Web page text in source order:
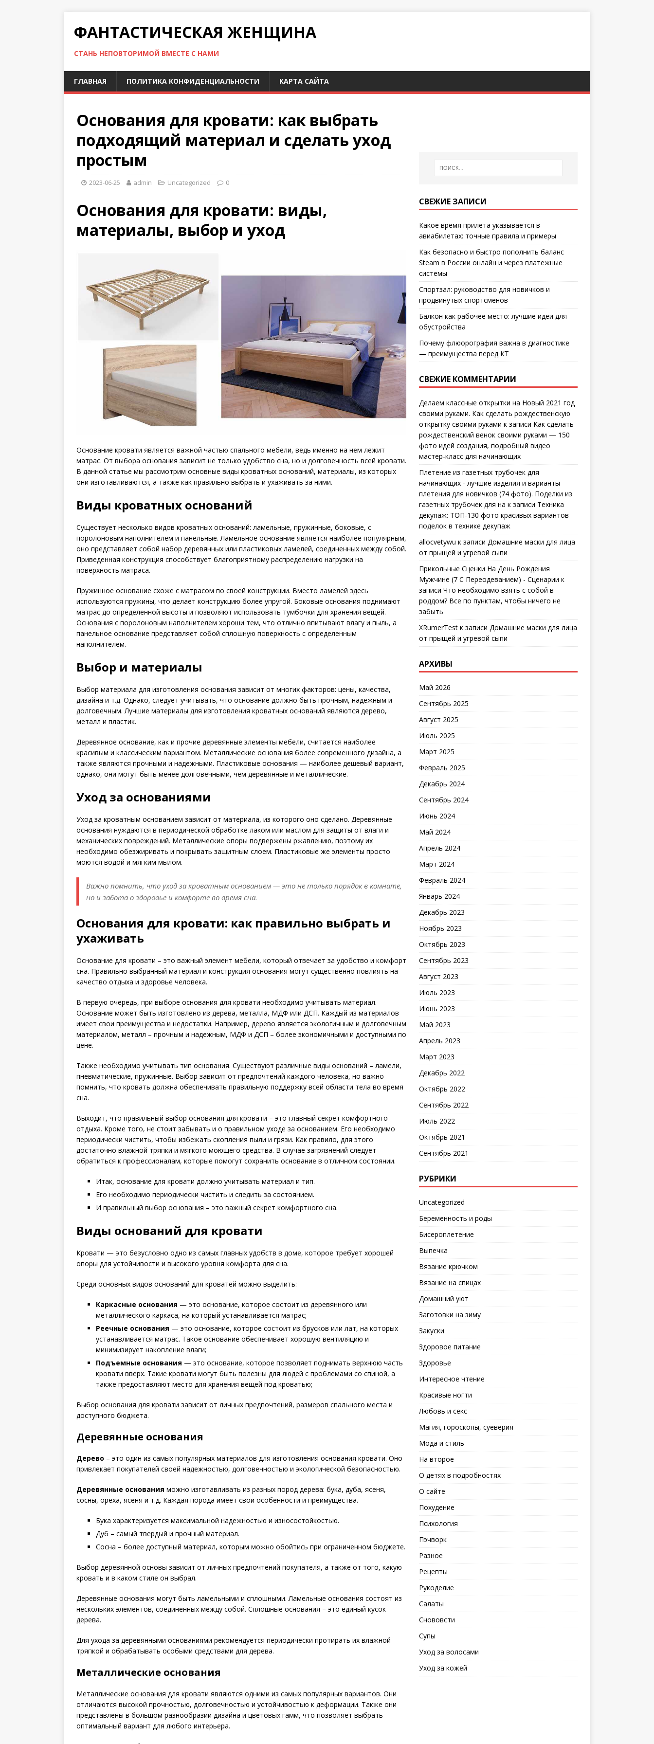
ФАНТАСТИЧЕСКАЯ ЖЕНЩИНА
СТАНЬ НЕПОВТОРИМОЙ ВМЕСТЕ С НАМИ
ГЛАВНАЯ ПОЛИТИКА КОНФИДЕНЦИАЛЬНОСТИ КАРТА САЙТА
Основания для кровати: как выбрать
подходящий материал и сделать уход
простым
2023-06-25 admin Uncategorized 0
Основания для кровати: виды,
материалы, выбор и уход
Основание кровати является важной частью спального мебели, ведь именно на нем лежит
матрас. От выбора основания зависит не только удобство сна, но и долговечность всей кровати.
В данной статье мы рассмотрим основные виды кроватных оснований, материалы, из которых
они изготавливаются, а также как правильно выбрать и ухаживать за ними.
Виды кроватных оснований
Существует несколько видов кроватных оснований: ламельные, пружинные, боковые, с
поролоновым наполнителем и панельные. Ламельное основание является наиболее популярным,
оно представляет собой набор деревянных или пластиковых ламелей, соединенных между собой.
Приведенная конструкция способствует благоприятному распределению нагрузки на
поверхность матраса.
Пружинное основание схоже с матрасом по своей конструкции. Вместо ламелей здесь
используются пружины, что делает конструкцию более упругой. Боковые основания поднимают
матрас до определенной высоты и позволяют использовать тумбочки для хранения вещей.
Основания с поролоновым наполнителем хороши тем, что отлично впитывают влагу и пыль, а
панельное основание представляет собой сплошную поверхность с определенным
наполнителем.
Выбор и материалы
Выбор материала для изготовления основания зависит от многих факторов: цены, качества,
дизайна и т.д. Однако, следует учитывать, что основание должно быть прочным, надежным и
долговечным. Лучшие материалы для изготовления кроватных оснований являются дерево,
металл и пластик.
Деревянное основание, как и прочие деревянные элементы мебели, считается наиболее
красивым и классическим вариантом. Металлические основания более современного дизайна, а
также являются прочными и надежными. Пластиковые основания — наиболее дешевый вариант,
однако, они могут быть менее долговечными, чем деревянные и металлические.
Уход за основаниями
Уход за кроватным основанием зависит от материала, из которого оно сделано. Деревянные
основания нуждаются в периодической обработке лаком или маслом для защиты от влаги и
механических повреждений. Металлические опоры подвержены ржавлению, поэтому их
необходимо обезжиривать и покрывать защитным слоем. Пластиковые же элементы просто
моются водой и мягким мылом.
Важно помнить, что уход за кроватным основанием — это не только порядок в комнате,
но и забота о здоровье и комфорте во время сна.
Основания для кровати: как правильно выбрать и
ухаживать
Основание для кровати – это важный элемент мебели, который отвечает за удобство и комфорт
сна. Правильно выбранный материал и конструкция основания могут существенно повлиять на
качество отдыха и здоровье человека.
В первую очередь, при выборе основания для кровати необходимо учитывать материал.
Основание может быть изготовлено из дерева, металла, МДФ или ДСП. Каждый из материалов
имеет свои преимущества и недостатки. Например, дерево является экологичным и долговечным
материалом, металл – прочным и надежным, МДФ и ДСП – более экономичными и доступными по
цене.
Также необходимо учитывать тип основания. Существуют различные виды оснований – ламели,
пневматические, пружинные. Выбор зависит от предпочтений каждого человека, но важно
помнить, что кровать должна обеспечивать правильную поддержку всей области тела во время
сна.
Выходит, что правильный выбор основания для кровати – это главный секрет комфортного
отдыха. Кроме того, не стоит забывать и о правильном уходе за основанием. Его необходимо
периодически чистить, чтобы избежать скопления пыли и грязи. Как правило, для этого
достаточно влажной тряпки и мягкого моющего средства. В случае загрязнений следует
обратиться к профессионалам, которые помогут сохранить основание в отличном состоянии.
Итак, основание для кровати должно учитывать материал и тип.
Его необходимо периодически чистить и следить за состоянием.
И правильный выбор основания – это важный секрет комфортного сна.
Виды оснований для кровати
Кровати — это безусловно одно из самых главных удобств в доме, которое требует хорошей
опоры для устойчивости и высокого уровня комфорта для сна.
Среди основных видов оснований для кроватей можно выделить:
Каркасные основания — это основание, которое состоит из деревянного или
металлического каркаса, на который устанавливается матрас;
Реечные основания — это основание, которое состоит из брусков или лат, на которых
устанавливается матрас. Такое основание обеспечивает хорошую вентиляцию и
минимизирует накопление влаги;
Подъемные основания — это основание, которое позволяет поднимать верхнюю часть
кровати вверх. Такие кровати могут быть полезны для людей с проблемами со спиной, а
также предоставляют место для хранения вещей под кроватью;
Выбор основания для кровати зависит от личных предпочтений, размеров спального места и
доступного бюджета.
Деревянные основания
Дерево – это один из самых популярных материалов для изготовления основания кровати. Оно
привлекает покупателей своей надежностью, долговечностью и экологической безопасностью.
Деревянные основания можно изготавливать из разных пород дерева: бука, дуба, ясеня,
сосны, ореха, ясеня и т.д. Каждая порода имеет свои особенности и преимущества.
Бука характеризуется максимальной надежностью и износостойкостью.
Дуб – самый твердый и прочный материал.
Сосна – более доступный материал, которым можно обойтись при ограниченном бюджете.
Выбор деревянной основы зависит от личных предпочтений покупателя, а также от того, какую
кровать и в каком стиле он выбрал.
Деревянные основания могут быть ламельными и сплошными. Ламельные основания состоят из
нескольких элементов, соединенных между собой. Сплошные основания – это единый кусок
дерева.
Для ухода за деревянными основаниями рекомендуется периодически протирать их влажной
тряпкой и обрабатывать особыми средствами для дерева.
Металлические основания
Металлические основания для кровати являются одними из самых популярных вариантов. Они
отличаются высокой прочностью, долговечностью и устойчивостью к деформации. Также они
представлены в большом разнообразии дизайна и цветовых гамм, что позволяет выбрать
оптимальный вариант для любого интерьера.
СВЕЖИЕ ЗАПИСИ
Какое время прилета указывается в
авиабилетах: точные правила и примеры
Как безопасно и быстро пополнить баланс
Steam в России онлайн и через платежные
системы
Спортзал: руководство для новичков и
продвинутых спортсменов
Балкон как рабочее место: лучшие идеи для
обустройства
Почему флюорография важна в диагностике
— преимущества перед КТ
СВЕЖИЕ КОММЕНТАРИИ
Делаем классные открытки на Новый 2021 год
своими руками. Как сделать рождественскую
открытку своими руками к записи Как сделать
рождественский венок своими руками — 150
фото идей создания, подробный видео
мастер-класс для начинающих
Плетение из газетных трубочек для
начинающих - лучшие изделия и варианты
плетения для новичков (74 фото). Поделки из
газетных трубочек для на к записи Техника
декупаж: ТОП-130 фото красивых вариантов
поделок в технике декупаж
allocvetywu к записи Домашние маски для лица
от прыщей и угревой сыпи
Прикольные Сценки На День Рождения
Мужчине (7 С Переодеванием) - Сценарии к
записи Что необходимо взять с собой в
роддом? Все по пунктам, чтобы ничего не
забыть
XRumerTestк записи Домашние маски для лица
от прыщей и угревой сыпи
АРХИВЫ
Май 2026
Сентябрь 2025
Август 2025
Июль 2025
Март 2025
Февраль 2025
Декабрь 2024
Сентябрь 2024
Июнь 2024
Май 2024
Апрель 2024
Март 2024
Февраль 2024
Январь 2024
Декабрь 2023
Ноябрь 2023
Октябрь 2023
Сентябрь 2023
Август 2023
Июль 2023
Июнь 2023
Май 2023
Апрель 2023
Март 2023
Декабрь 2022
Октябрь 2022
Сентябрь 2022
Июль 2022
Октябрь 2021
Сентябрь 2021
РУБРИКИ
Uncategorized
Беременность и роды
Бисероплетение
Выпечка
Вязание крючком
Вязание на спицах
Домашний уют
Заготовки на зиму
Закуски
Здоровое питание
Здоровье
Интересное чтение
Красивые ногти
Любовь и секс
Магия, гороскопы, суеверия
Мода и стиль
На второе
О детях в подробностях
О сайте
Похудение
Психология
Пэчворк
Разное
Рецепты
Рукоделие
Салаты
Снововсти
Супы
Уход за волосами
Уход за кожей